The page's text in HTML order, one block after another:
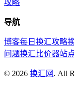
攻略
导航
博客每日换汇攻略
问题换汇比价器站
© 2026 换汇网 . All